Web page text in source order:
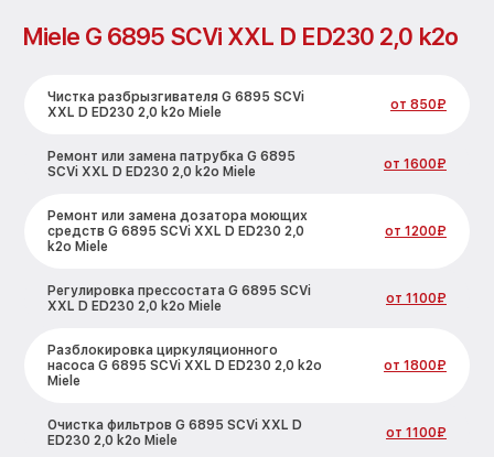
Miele G 6895 SCVi XXL D ED230 2,0 k2o
Чистка разбрызгивателя G 6895 SCVi
XXL D ED230 2,0 k2o Miele
от 850₽
Ремонт или замена патрубка G 6895
SCVi XXL D ED230 2,0 k2o Miele
от 1600₽
Ремонт или замена дозатора моющих
средств G 6895 SCVi XXL D ED230 2,0
k2o Miele
от 1200₽
Регулировка прессостата G 6895 SCVi
XXL D ED230 2,0 k2o Miele
от 1100₽
Разблокировка циркуляционного
насоса G 6895 SCVi XXL D ED230 2,0 k2o
Miele
от 1800₽
Очистка фильтров G 6895 SCVi XXL D
ED230 2,0 k2o Miele
от 1100₽